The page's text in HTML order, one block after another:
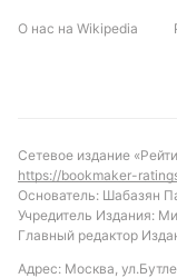
победу в этом
Кудровки. Такой
сделать ставку
имеющихся
Обновлено:
О нас на Wikipedia
Сетевое издание
https://bookmaker-
Основатель: Шабазян
Учредитель Издания:
Главный редактор
Адрес: Москва,